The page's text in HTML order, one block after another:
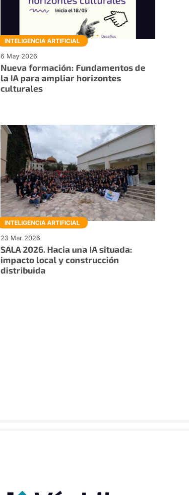
Nueva formación: Fundamentos de
la IA para ampliar horizontes
culturales
6 May 2026
INTELIGENCIA ARTIFICIAL
SALA 2026. Hacia una IA situada:
impacto local y construcción
distribuida
23 Mar 2026
INTELIGENCIA ARTIFICIAL